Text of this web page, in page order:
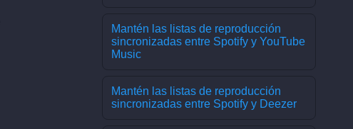
Mantén las listas de reproducción
sincronizadas entre Spotify y YouTube
Music
Mantén las listas de reproducción
sincronizadas entre Spotify y Deezer